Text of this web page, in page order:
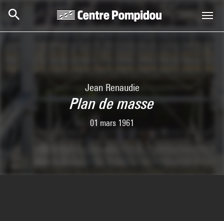
Jean Renaudie
Plan de masse
01 mars 1961